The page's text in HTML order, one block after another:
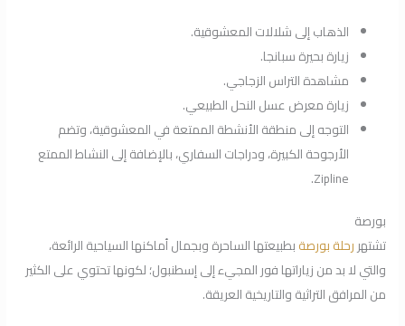
الذهاب إلى شلالات المعشوقية.
زيارة بحيرة سبانجا.
مشاهدة التراس الزجاجي.
زيارة معرض عسل النحل الطبيعي.
التوجه إلى منطقة الأنشطة الممتعة في المعشوقية، وتضم
الأرجوحة الكبيرة، ودراجات السفاري، بالإضافة إلى النشاط الممتع
Zipline
.
بورصة
تشتهررحلة بورصةبطبيعتها الساحرة وبجمال أماكنها السياحية الرائعة،
والتي لا بد من زياراتها فور المجيء إلى إسطنبول؛ لكونها تحتوي على الكثير
من المرافق التراثية والتاريخية العريقة.